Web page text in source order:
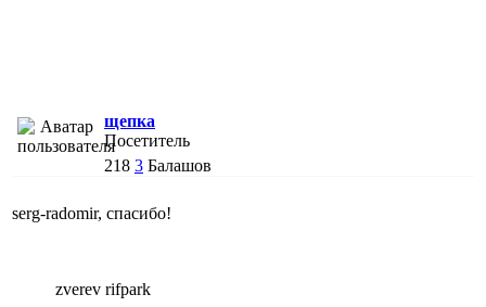
щепка
Посетитель
218 3 Балашов
serg-radomir, спасибо!
zverev rifpark